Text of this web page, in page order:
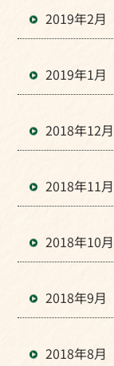
2019年2月
2019年1月
2018年12月
2018年11月
2018年10月
2018年9月
2018年8月